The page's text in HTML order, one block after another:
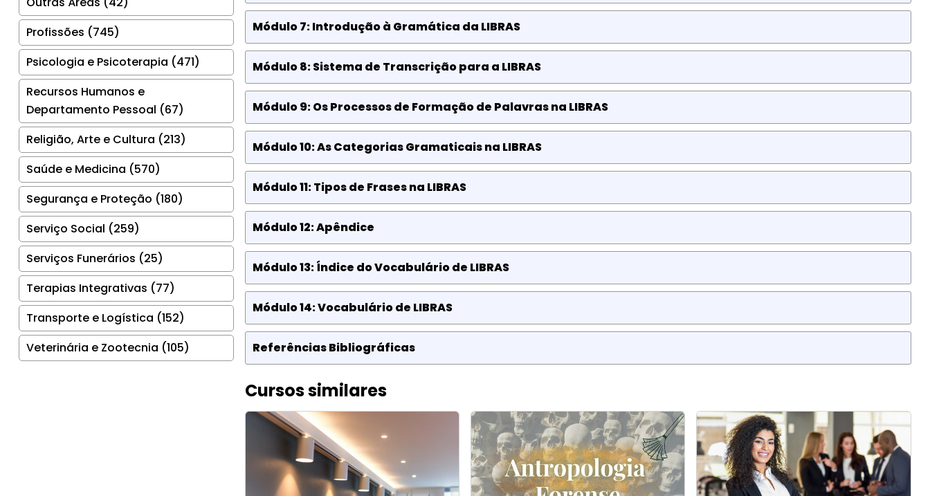
Profissões (745)
Psicologia e Psicoterapia (471)
Recursos Humanos e
Departamento Pessoal (67)
Religião, Arte e Cultura (213)
Saúde e Medicina (570)
Segurança e Proteção (180)
Serviço Social (259)
Serviços Funerários (25)
Terapias Integrativas (77)
Transporte e Logística (152)
Veterinária e Zootecnia (105)
Módulo 7: Introdução à Gramática da LIBRAS
Módulo 8: Sistema de Transcrição para a LIBRAS
Módulo 9: Os Processos de Formação de Palavras na LIBRAS
Módulo 10: As Categorias Gramaticais na LIBRAS
Módulo 11: Tipos de Frases na LIBRAS
Módulo 12: Apêndice
Módulo 13: Índice do Vocabulário de LIBRAS
Módulo 14: Vocabulário de LIBRAS
Referências Bibliográficas
Cursos similares